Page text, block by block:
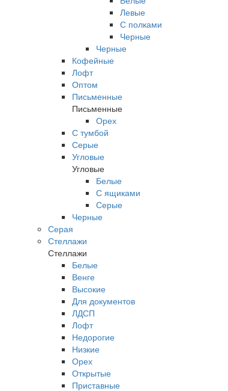
Левые
С полками
Черные
Черные
Кофейные
Лофт
Оптом
Письменные
Письменные
Орех
С тумбой
Серые
Угловые
Угловые
Белые
С ящиками
Серые
Черные
Серая
Стеллажи
Стеллажи
Белые
Венге
Высокие
Для документов
ЛДСП
Лофт
Недорогие
Низкие
Орех
Открытые
Приставные